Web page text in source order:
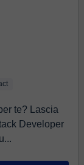
te? Lascia
Developer